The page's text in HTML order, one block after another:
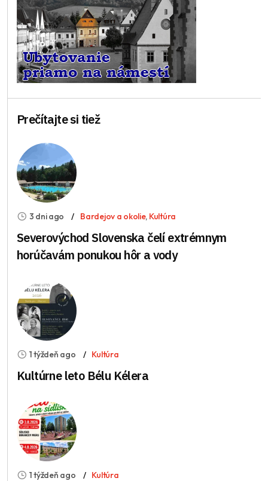
Prečítajte si tiež
3 dni ago Bardejov a okolie, Kultúra
Severovýchod Slovenska čelí extrémnym
horúčavám ponukou hôr a vody
1 týždeň ago Kultúra
Kultúrne leto Bélu Kélera
1 týždeň ago Kultúra